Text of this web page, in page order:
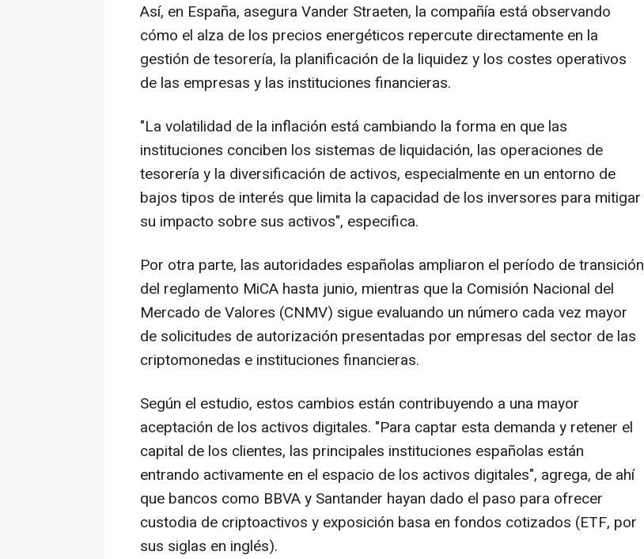
Así, en España, asegura Vander Straeten, la compañía está observando
cómo el alza de los precios energéticos repercute directamente en la
gestión de tesorería, la planificación de la liquidez y los costes operativos
de las empresas y las instituciones financieras.
"La volatilidad de la inflación está cambiando la forma en que las
instituciones conciben los sistemas de liquidación, las operaciones de
tesorería y la diversificación de activos, especialmente en un entorno de
bajos tipos de interés que limita la capacidad de los inversores para mitigar
su impacto sobre sus activos", especifica.
Por otra parte, las autoridades españolas ampliaron el período de transición
del reglamento MiCA hasta junio, mientras que la Comisión Nacional del
Mercado de Valores (CNMV) sigue evaluando un número cada vez mayor
de solicitudes de autorización presentadas por empresas del sector de las
criptomonedas e instituciones financieras.
Según el estudio, estos cambios están contribuyendo a una mayor
aceptación de los activos digitales. "Para captar esta demanda y retener el
capital de los clientes, las principales instituciones españolas están
entrando activamente en el espacio de los activos digitales", agrega, de ahí
que bancos como BBVA y Santander hayan dado el paso para ofrecer
custodia de criptoactivos y exposición basa en fondos cotizados (ETF, por
sus siglas en inglés).